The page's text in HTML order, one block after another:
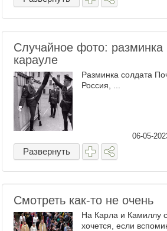
Случайное фото: разминка
карауле
Разминка солдата
Россия, ...
06-05-
Развернуть
Смотреть как-то не очень
На Карла и Камиллу
хочется, если